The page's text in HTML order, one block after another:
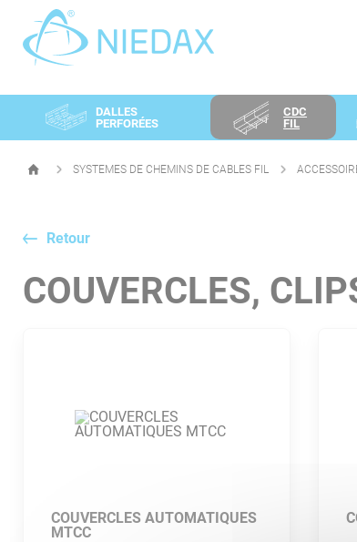
DALLES
PERFORÉES
CDC
FIL
PAGE
SYSTEMES DE CHEMINS DE CABLES FIL
Retour
COUVERCLES,
COUVERCLES AUTOMATIQUES
MTCC
Panneau de gestion des cookies